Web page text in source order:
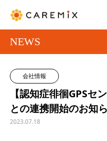
NEWS
会社情報
【認知症徘徊GPSセ
との連携開始のお知
2023.07.18